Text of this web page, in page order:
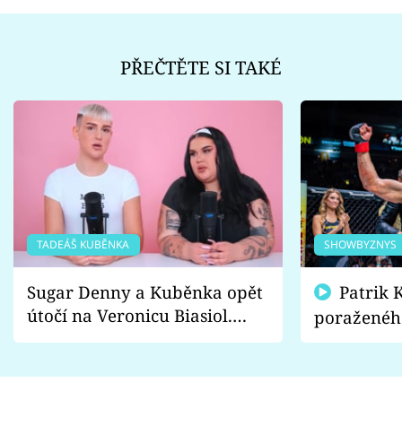
PŘEČTĚTE SI TAKÉ
TADEÁŠ KUBĚNKA
Sugar Denny a Kuběnka opět
útočí na Veronicu Biasiol.
Proč je podle nich falešná a
SHOWBYZNYS
fanoušci